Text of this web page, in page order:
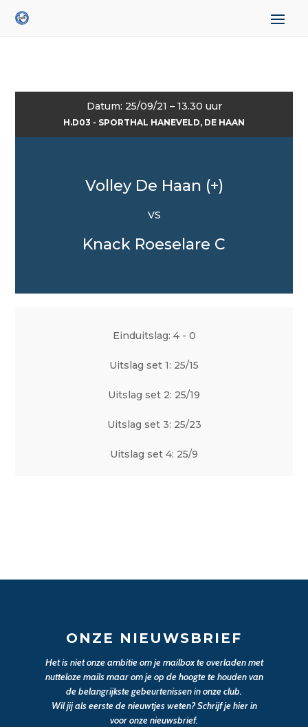
Datum: 25/09/21 – 13.30 uur
H.D03 - SPORTHAL HANEVELD, DE HAAN
Volley De Haan (+)
VS
Knack Roeselare C
Einduitslag: 4 - 0
Uitslag set 1: 25/15
Uitslag set 2: 25/19
Uitslag set 3: 25/23
Uitslag set 4: 25/9
ONZE NIEUWSBRIEF
Het is niet onze ambitie om je mailbox te overladen met
nutteloze mails maar om je op de hoogte te houden van
de belangrijkste gebeurtenissen in onze club.
Wil jij als eerste de nieuwtjes weten? Schrijf je hier in
voor onze nieuwsbrief.